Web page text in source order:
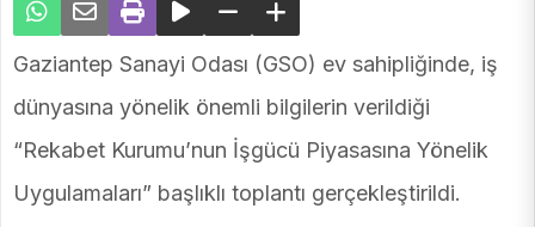
Gaziantep Sanayi Odası (GSO) ev sahipliğinde, iş
dünyasına yönelik önemli bilgilerin verildiği
“Rekabet Kurumu’nun İşgücü Piyasasına Yönelik
Uygulamaları” başlıklı toplantı gerçekleştirildi.